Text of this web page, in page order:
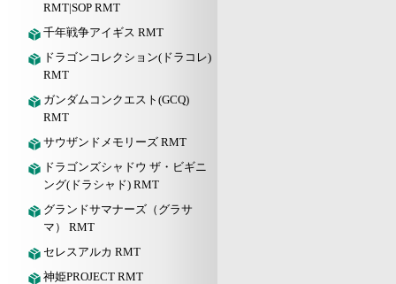
RMT|SOP RMT
千年戦争アイギス RMT
ドラゴンコレクション(ドラコレ)
RMT
ガンダムコンクエスト(GCQ)
RMT
サウザンドメモリーズ RMT
ドラゴンズシャドウ ザ・ビギニ
ング(ドラシャド) RMT
グランドサマナーズ（グラサ
マ） RMT
セレスアルカ RMT
神姫PROJECT RMT